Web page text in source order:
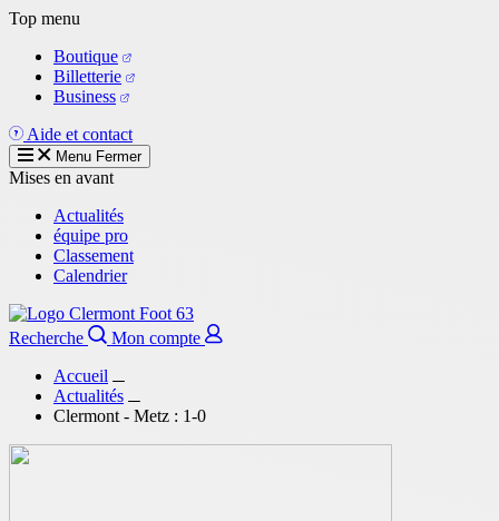
Aller
contenu
principal
Top menu
Boutique
Billetterie
Business
Aide et contact
Menu Fermer
Mises en avant
Actualités
équipe pro
Classement
Calendrier
Recherche
Mon compte
Accueil
Actualités
Clermont - Metz : 1-0